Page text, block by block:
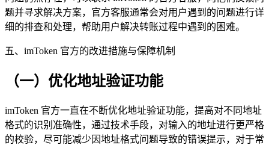
题并寻求解决方案，官方客服通常会对用户遇到的问题进行详
细的排查和处理，帮助用户解决转账过程中遇到的困难。
五、imToken 官方的改进措施与保障机制
（一）优化地址验证功能
imToken 官方一直在不断优化地址验证功能，提高对不同地址
格式的识别准确性，通过技术手段，对输入的地址进行更严格
的校验，尽可能减少因地址格式问题导致的错误提示，对于常